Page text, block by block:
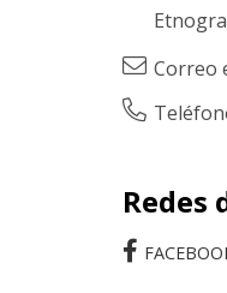
Correo
Redes